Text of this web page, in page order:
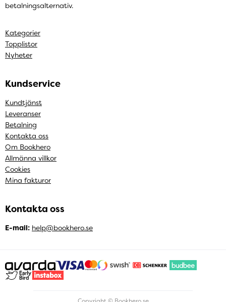
betalningsalternativ.
Kategorier
Topplistor
Nyheter
Kundservice
Kundtjänst
Leveranser
Betalning
Kontakta oss
Om Bookhero
Allmänna villkor
Cookies
Mina fakturor
Kontakta oss
E-mail: help@bookhero.se